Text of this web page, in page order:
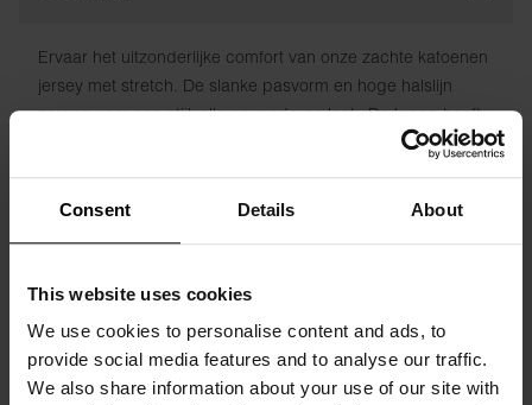
Consent Details About
This website uses cookies
We use cookies to personalise content and ads, to
provide social media features and to analyse our traffic.
We also share information about your use of our site with
Ervaar het uitzonderlijke comfort van onze zachte katoenen
jersey met stretch. De slanke pasvorm en hoge halslijn
zorgen voor een stijlvolle en moderne look. De kraag heeft
een verborgen naad en de wasvoorschriften zijn direct op
Het model op de foto is 173 cm lang en draagt ​​maat S.
Specificatie